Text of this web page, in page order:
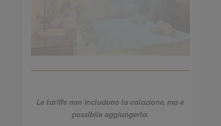
Le tariffe non includono la colazione, ma è
possibile aggiungerla.